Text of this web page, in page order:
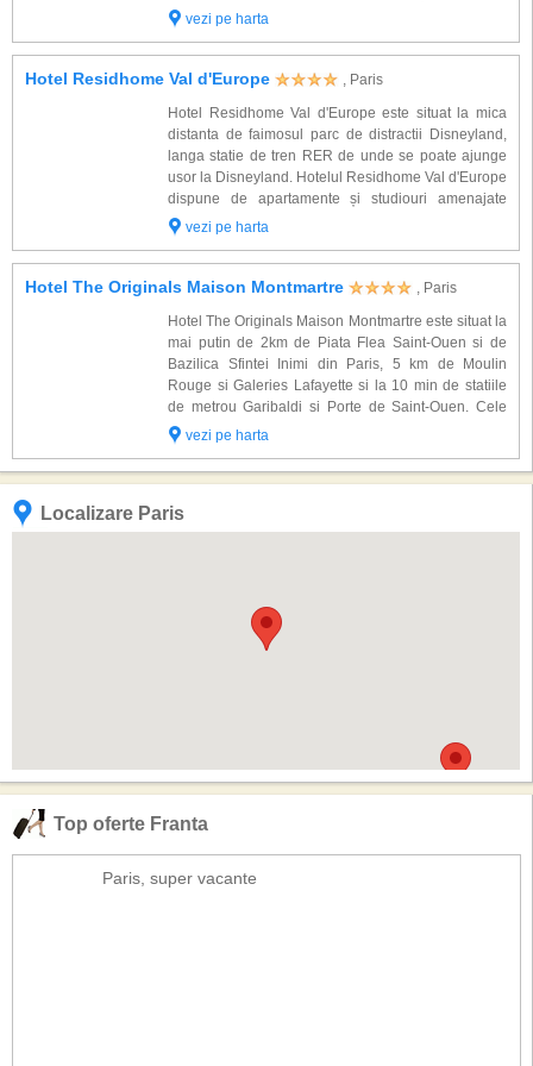
Champs-Elysees sunt situate la doar o statie de
statii,...
vezi pe harta
Hotel Residhome Val d'Europe
, Paris
Hotel Residhome Val d'Europe este situat la mica
distanta de faimosul parc de distractii Disneyland,
langa statie de tren RER de unde se poate ajunge
usor la Disneyland. Hotelul Residhome Val d'Europe
dispune de apartamente și studiouri amenajate
modern si dotate cu: baie proprie, articole de toaleta,
vezi pe harta
Hotel The Originals Maison Montmartre
, Paris
Hotel The Originals Maison Montmartre este situat la
mai putin de 2km de Piata Flea Saint-Ouen si de
Bazilica Sfintei Inimi din Paris, 5 km de Moulin
Rouge si Galeries Lafayette si la 10 min de statiile
de metrou Garibaldi si Porte de Saint-Ouen. Cele
185 spatii de cazare ale complexului confortabile
vezi pe harta
Localizare Paris
Top oferte Franta
Paris, super vacante